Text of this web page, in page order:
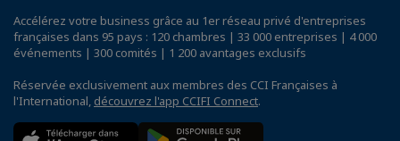
Accélérez votre business grâce au 1er réseau privé d'entreprises
françaises dans 95 pays : 120 chambres | 33 000 entreprises | 4 000
événements | 300 comités | 1 200 avantages exclusifs
Réservée exclusivement aux membres des CCI Françaises à
l'International, découvrez l'app CCIFI Connect.